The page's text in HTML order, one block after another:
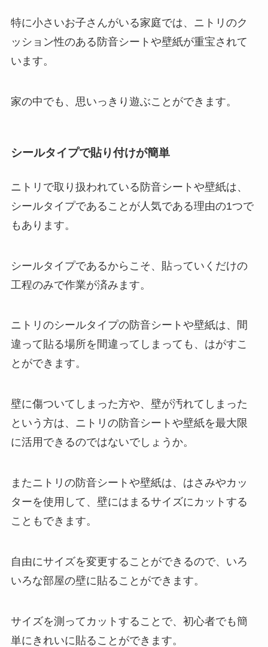
特に小さいお子さんがいる家庭では、ニトリのク
ッション性のある防音シートや壁紙が重宝されて
います。
家の中でも、思いっきり遊ぶことができます。
シールタイプで貼り付けが簡単
ニトリで取り扱われている防音シートや壁紙は、
シールタイプであることが人気である理由の1つで
もあります。
シールタイプであるからこそ、貼っていくだけの
工程のみで作業が済みます。
ニトリのシールタイプの防音シートや壁紙は、間
違って貼る場所を間違ってしまっても、はがすこ
とができます。
壁に傷ついてしまった方や、壁が汚れてしまった
という方は、ニトリの防音シートや壁紙を最大限
に活用できるのではないでしょうか。
またニトリの防音シートや壁紙は、はさみやカッ
ターを使用して、壁にはまるサイズにカットする
こともできます。
自由にサイズを変更することができるので、いろ
いろな部屋の壁に貼ることができます。
サイズを測ってカットすることで、初心者でも簡
単にきれいに貼ることができます。